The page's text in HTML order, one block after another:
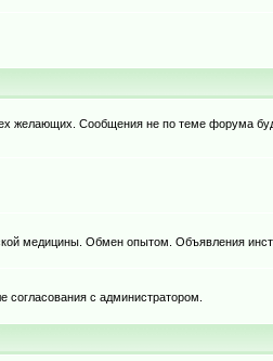
желающих. Сообщения не по теме форума
медицины. Обмен опытом. Объявления
с администратором.